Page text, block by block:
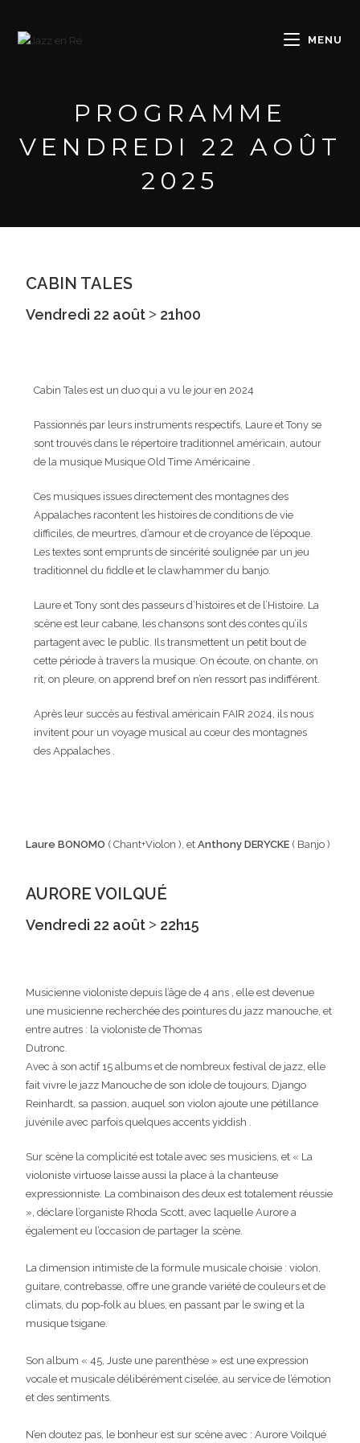
MENU
PROGRAMME
VENDREDI 22 AOÛT
2025
CABIN TALES
Vendredi 22 août ˃ 21h00
Cabin Tales est un duo qui a vu le jour en 2024
Passionnés par leurs instruments respectifs, Laure et Tony se
sont trouvés dans le répertoire traditionnel américain, autour
de la musique Musique Old Time Américaine .
Ces musiques issues directement des montagnes des
Appalaches racontent les histoires de conditions de vie
difficiles, de meurtres, d’amour et de croyance de l’époque.
Les textes sont emprunts de sincérité soulignée par un jeu
traditionnel du fiddle et le clawhammer du banjo.
Laure et Tony sont des passeurs d’histoires et de l’Histoire. La
scène est leur cabane, les chansons sont des contes qu’ils
partagent avec le public. Ils transmettent un petit bout de
cette période à travers la musique. On écoute, on chante, on
rit, on pleure, on apprend bref on n’en ressort pas indifférent.
Après leur succès au festival américain FAIR 2024, ils nous
invitent pour un voyage musical au cœur des montagnes
des Appalaches .
Laure BONOMO ( Chant+Violon ), etAnthony DERYCKE ( Banjo )
AURORE VOILQUÉ
Vendredi 22 août ˃ 22h15
Musicienne violoniste depuis l’âge de 4 ans , elle est devenue
une musicienne recherchée des pointures du jazz manouche, et
entre autres : la violoniste de Thomas
Dutronc.
Avec à son actif 15 albums et de nombreux festival de jazz, elle
fait vivre le jazz Manouche de son idole de toujours, Django
Reinhardt, sa passion, auquel son violon ajoute une pétillance
juvénile avec parfois quelques accents yiddish .
Sur scène la complicité est totale avec ses musiciens, et « La
violoniste virtuose laisse aussi la place à la chanteuse
expressionniste. La combinaison des deux est totalement réussie
», déclare l’organiste Rhoda Scott, avec laquelle Aurore a
également eu l’occasion de partager la scène.
La dimension intimiste de la formule musicale choisie : violon,
guitare, contrebasse, offre une grande variété de couleurs et de
climats, du pop-folk au blues, en passant par le swing et la
musique tsigane.
Son album « 45, Juste une parenthèse » est une expression
vocale et musicale délibérément ciselée, au service de l’émotion
et des sentiments.
N’en doutez pas, le bonheur est sur scène avec : Aurore Voilqué